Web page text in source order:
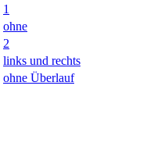
1
ohne
2
links und rechts
ohne Überlauf